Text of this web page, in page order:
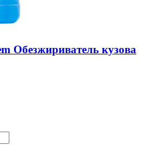
Обезжириватель кузова